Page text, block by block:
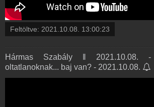
Feltöltve: 2021.10.08. 13:00:23
Hármas Szabály ‖ 2021.10.08.
oltatlanoknak... baj van? - 2021.10.08.